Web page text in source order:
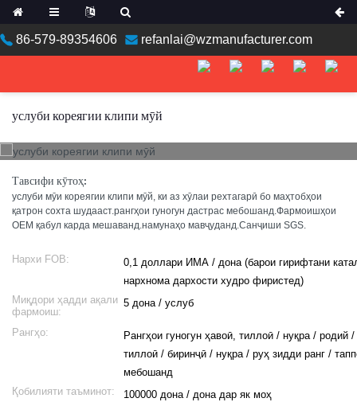
86-579-89354606 refanlai@wzmanufacturer.com
услуби кореягии клипи мӯй
Тавсифи кӯтоҳ:
услуби мӯи кореягии клипи мӯй, ки аз хӯлаи рехтагарӣ бо маҳтобҳои
қатрон сохта шудааст.рангҳои гуногун дастрас мебошанд.Фармоишҳои
OEM қабул карда мешаванд.намунаҳо мавҷуданд.Санҷиши SGS.
Нархи FOB:
0,1 доллари ИМА / дона (барои гирифтани
нархнома дархости худро фиристед)
Миқдори ҳадди ақали
фармоиш:
5 дона / услуб
Рангҳо:
Рангҳои гуногун ҳавоӣ, тиллоӣ / нуқра / родий
тиллоӣ / биринҷӣ / нуқра / руҳ зидди ранг /
мебошанд
Қобилияти таъминот:
100000 дона / дона дар як моҳ